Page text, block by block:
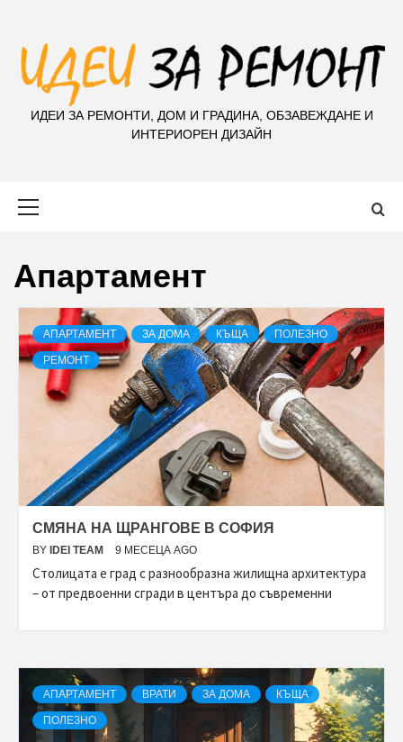
ИДЕИ ЗА РЕМОНТИ, ДОМ И ГРАДИНА, ОБЗАВЕЖДАНЕ И
ИНТЕРИОРЕН ДИЗАЙН
Апартамент
АПАРТАМЕНТ ЗА ДОМА КЪЩА ПОЛЕЗНО
РЕМОНТ
СМЯНА НА ЩРАНГОВЕ В СОФИЯ
BY IDEI TEAM 9 МЕСЕЦА AGO
Столицата е град с разнообразна жилищна архитектура
– от предвоенни сгради в центъра до съвременни
АПАРТАМЕНТ ВРАТИ ЗА ДОМА КЪЩА
ПОЛЕЗНО